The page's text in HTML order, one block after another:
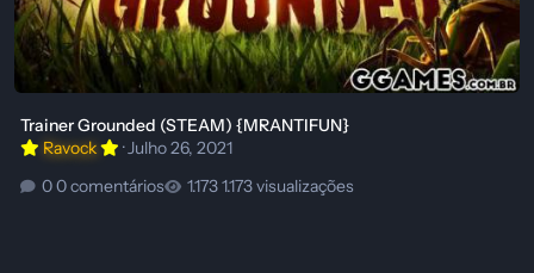
Trainer Grounded (STEAM) {MRANTIFUN}
Ravock
·Julho 26, 2021
0 comentários
1.173 visualizações